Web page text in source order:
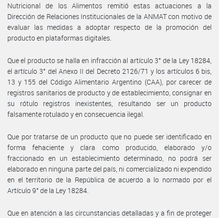
Nutricional de los Alimentos remitió estas actuaciones a la
Dirección de Relaciones Institucionales de la ANMAT con motivo de
evaluar las medidas a adoptar respecto de la promoción del
producto en plataformas digitales.
Que el producto se halla en infracción al artículo 3° de la Ley 18284,
el artículo 3° del Anexo II del Decreto 2126/71 y los artículos 6 bis,
13 y 155 del Código Alimentario Argentino (CAA), por carecer de
registros sanitarios de producto y de establecimiento, consignar en
su rótulo registros inexistentes, resultando ser un producto
falsamente rotulado y en consecuencia ilegal.
Que por tratarse de un producto que no puede ser identificado en
forma fehaciente y clara como producido, elaborado y/o
fraccionado en un establecimiento determinado, no podrá ser
elaborado en ninguna parte del país, ni comercializado ni expendido
en el territorio de la República de acuerdo a lo normado por el
Artículo 9° de la Ley 18284.
Que en atención a las circunstancias detalladas y a fin de proteger